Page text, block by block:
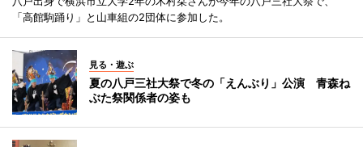
「高館駒踊り」と山車組の2団体に参加した。
見る・遊ぶ
夏の八戸三社大祭で冬の「えんぶり」公演 青森ね
ぶた祭関係者の姿も